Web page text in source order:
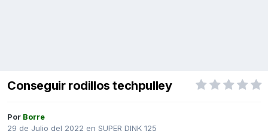
Conseguir rodillos techpulley
Por Borre
29 de Julio del 2022 en SUPER DINK 125